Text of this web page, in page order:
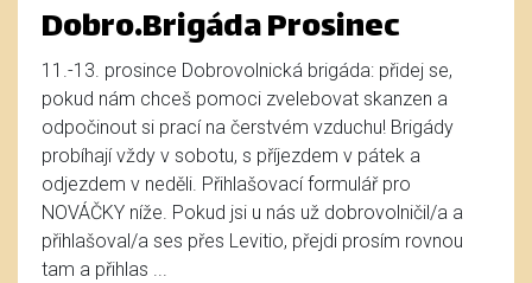
Dobro.Brigáda Prosinec
11.-13. prosince Dobrovolnická brigáda: přidej se,
pokud nám chceš pomoci zvelebovat skanzen a
odpočinout si prací na čerstvém vzduchu! Brigády
probíhají vždy v sobotu, s příjezdem v pátek a
odjezdem v neděli. Přihlašovací formulář pro
NOVÁČKY níže. Pokud jsi u nás už dobrovolničil/a a
přihlašoval/a ses přes Levitio, přejdi prosím rovnou
tam a přihlas ...